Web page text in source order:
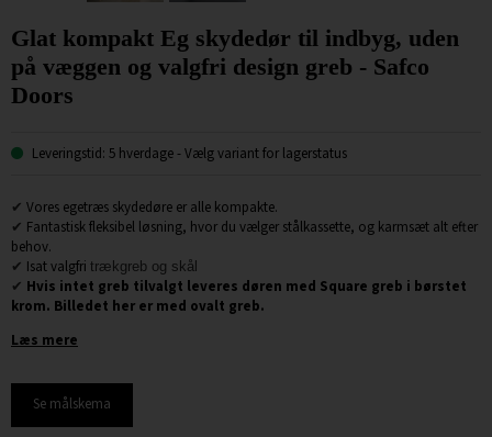
Glat kompakt Eg skydedør til indbyg, uden
på væggen og valgfri design greb - Safco
Doors
Leveringstid: 5 hverdage - Vælg variant for lagerstatus
✔ Vores egetræs skydedøre er alle kompakte.
✔ Fantastisk fleksibel løsning, hvor du vælger stålkassette, og karmsæt alt efter
behov.
✔ Isat valgfri trækgreb og skål
✔ Hvis intet greb tilvalgt leveres døren med Square greb i børstet
krom. Billedet her er med ovalt greb.
Læs mere
Se målskema